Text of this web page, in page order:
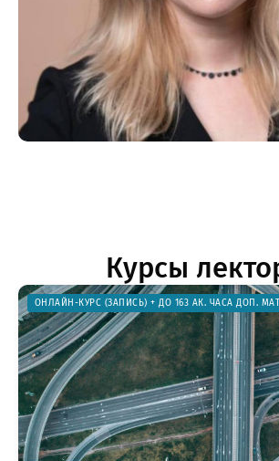
Курсы
ОНЛАЙН-КУРС (ЗАПИСЬ) + ДО 163 АК. ЧАСА ДОП.